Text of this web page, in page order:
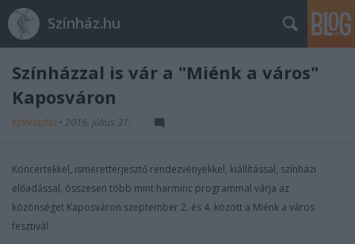
Színház.hu
Színházzal is vár a "Miénk a város"
Kaposváron
szinhazhu • 2016. július 31.
Koncertekkel, ismeretterjesztő rendezvényekkel, kiállítással, színházi
előadással, összesen több mint harminc programmal várja az
közönséget Kaposváron szeptember 2. és 4. között a Miénk a város
fesztivál.